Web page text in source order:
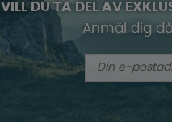
VILL DU TA DEL AV
Anmäl dig